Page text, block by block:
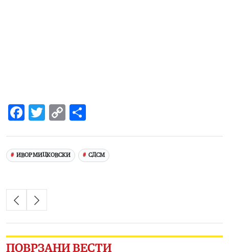
Facebook
Twitter
Copy
ИВОР МИЦКОВСКИ СДСМ
ПОВРЗАНИ ВЕСТИ